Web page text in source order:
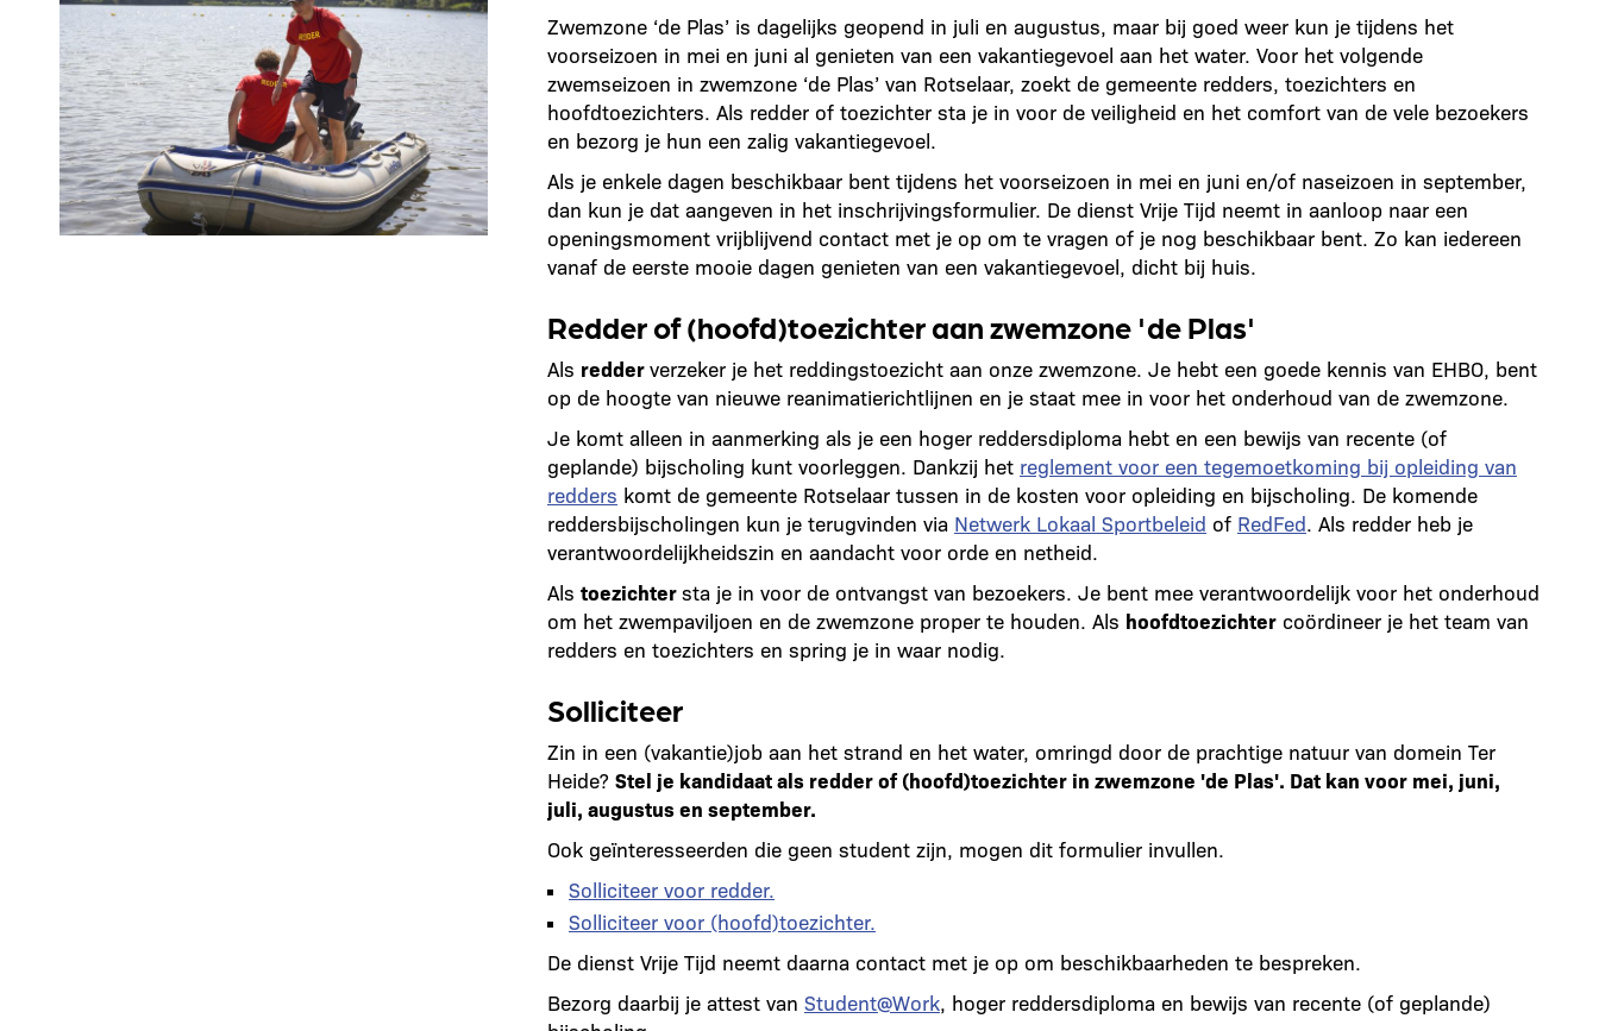
Zwemzone ‘de Plas’ is dagelijks geopend in juli en augustus, maar bij goed weer kun je tijdens het
voorseizoen in mei en juni al genieten van een vakantiegevoel aan het water. Voor het volgende
zwemseizoen in zwemzone ‘de Plas’ van Rotselaar, zoekt de gemeente redders, toezichters en
hoofdtoezichters. Als redder of toezichter sta je in voor de veiligheid en het comfort van de vele bezoekers
en bezorg je hun een zalig vakantiegevoel.
Als je enkele dagen beschikbaar bent tijdens het voorseizoen in mei en juni en/of naseizoen in september,
dan kun je dat aangeven in het inschrijvingsformulier. De dienst Vrije Tijd neemt in aanloop naar een
openingsmoment vrijblijvend contact met je op om te vragen of je nog beschikbaar bent. Zo kan iedereen
vanaf de eerste mooie dagen genieten van een vakantiegevoel, dicht bij huis.
Redder of (hoofd)toezichter aan zwemzone 'de Plas'
Als redderverzeker je het reddingstoezicht aan onze zwemzone. Je hebt een goede kennis van EHBO, bent
op de hoogte van nieuwe reanimatierichtlijnen en je staat mee in voor het onderhoud van de zwemzone.
Je komt alleen in aanmerking als je een hoger reddersdiploma hebt en een bewijs van recente (of
geplande) bijscholing kunt voorleggen. Dankzij het reglement voor een tegemoetkoming bij opleiding van
redders komt de gemeente Rotselaar tussen in de kosten voor opleiding en bijscholing. De komende
reddersbijscholingen kun je terugvinden via Netwerk Lokaal Sportbeleid of RedFed. Als redder heb je
verantwoordelijkheidszin en aandacht voor orde en netheid.
Als toezichtersta je in voor de ontvangst van bezoekers. Je bent mee verantwoordelijk voor het onderhoud
om het zwempaviljoen en de zwemzone proper te houden. Als hoofdtoezichter coördineer je het team van
redders en toezichters en spring je in waar nodig.
Solliciteer
Zin in een (vakantie)job aan het strand en het water, omringd door de prachtige natuur van domein Ter
Heide? Stel je kandidaat als redder of (hoofd)toezichter in zwemzone 'de Plas'. Dat kan voor mei, juni,
juli, augustus en september.
Ook geïnteresseerden die geen student zijn, mogen dit formulier invullen.
Solliciteer voor redder.
Solliciteer voor (hoofd)toezichter.
De dienst Vrije Tijd neemt daarna contact met je op om beschikbaarheden te bespreken.
Bezorg daarbij je attest van Student@Work, hoger reddersdiploma en bewijs van recente (of geplande)